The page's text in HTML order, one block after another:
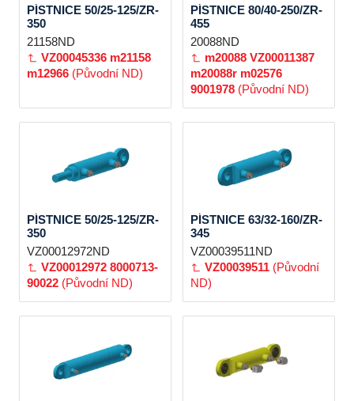
PÍSTNICE 50/25-125/ZR-
350
21158ND
VZ00045336 m21158
m12966 (Původní ND)
PÍSTNICE 80/40-250/ZR-
455
20088ND
m20088 VZ00011387
m20088r m02576
9001978 (Původní ND)
PÍSTNICE 50/25-125/ZR-
350
VZ00012972ND
VZ00012972 8000713-
90022 (Původní ND)
PÍSTNICE 63/32-160/ZR-
345
VZ00039511ND
VZ00039511 (Původní
ND)